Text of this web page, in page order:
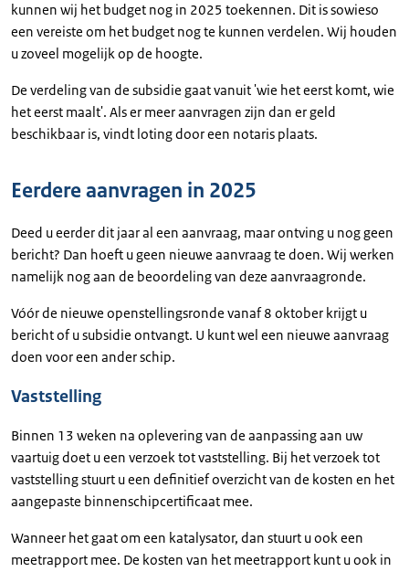
kunnen wij het budget nog in 2025 toekennen. Dit is sowieso
een vereiste om het budget nog te kunnen verdelen. Wij houden
u zoveel mogelijk op de hoogte.
De verdeling van de subsidie gaat vanuit 'wie het eerst komt, wie
het eerst maalt'. Als er meer aanvragen zijn dan er geld
beschikbaar is, vindt loting door een notaris plaats.
Eerdere aanvragen in 2025
Deed u eerder dit jaar al een aanvraag, maar ontving u nog geen
bericht? Dan hoeft u geen nieuwe aanvraag te doen. Wij werken
namelijk nog aan de beoordeling van deze aanvraagronde.
Vóór de nieuwe openstellingsronde vanaf 8 oktober krijgt u
bericht of u subsidie ontvangt. U kunt wel een nieuwe aanvraag
doen voor een ander schip.
Vaststelling
Binnen 13 weken na oplevering van de aanpassing aan uw
vaartuig doet u een verzoek tot vaststelling. Bij het verzoek tot
vaststelling stuurt u een definitief overzicht van de kosten en het
aangepaste binnenschipcertificaat mee.
Wanneer het gaat om een katalysator, dan stuurt u ook een
meetrapport mee. De kosten van het meetrapport kunt u ook in